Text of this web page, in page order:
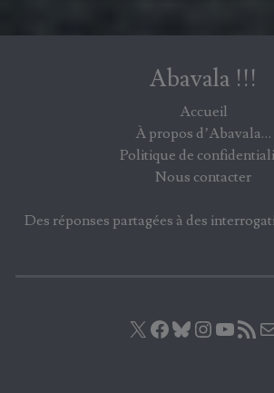
Abavala !!!
Accueil
À propos d’Abavala…
Politique de
Nous contacter
Des réponses partagées à des
X Facebook
Bluesky